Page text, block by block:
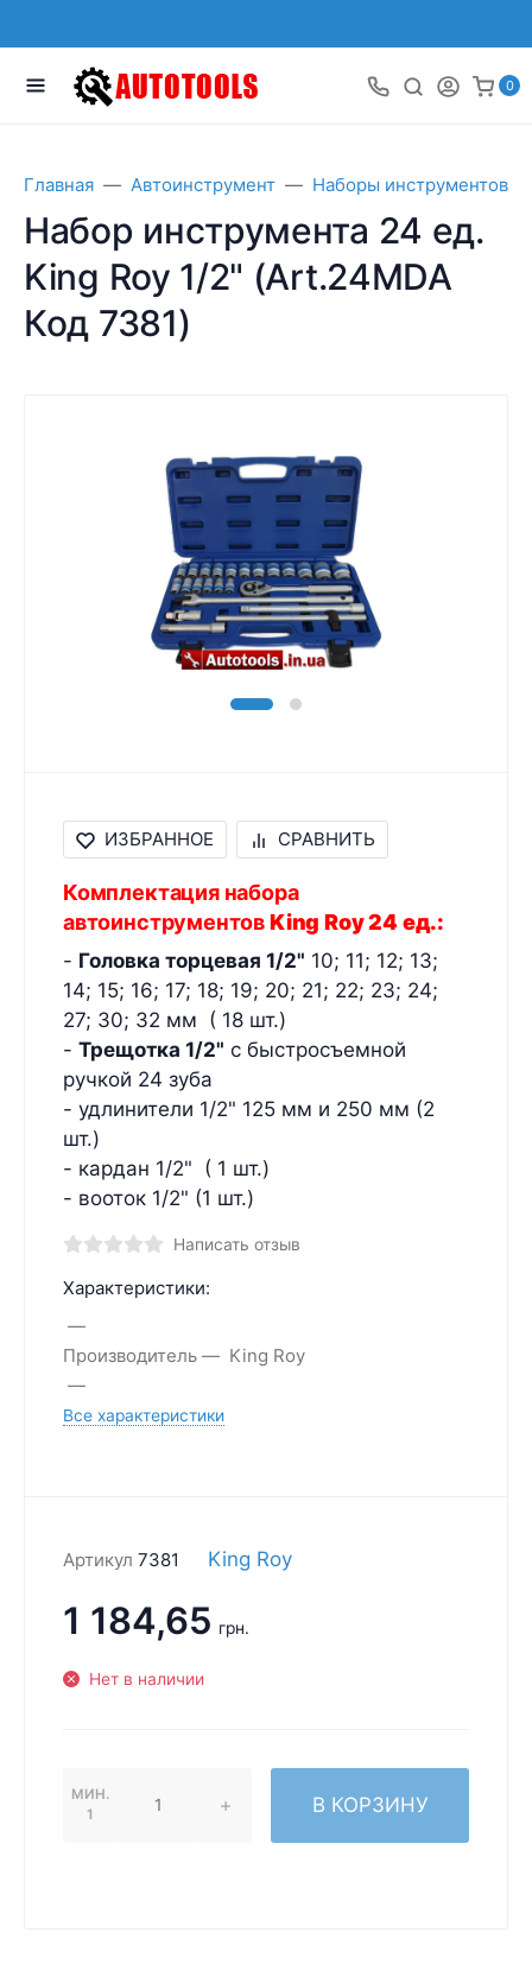
0
Главная Автоинструмент Наборы инструментов
Набор инструмента 24 ед.
King Roy 1/2" (Art.24MDA
Код 7381)
ИЗБРАННОЕ СРАВНИТЬ
Комплектация набора
автоинструментовKing Roy 24 ед.:
- Головка торцевая 1/2" 10; 11; 12; 13;
14; 15; 16; 17; 18; 19; 20; 21; 22; 23; 24;
27; 30; 32 мм ( 18 шт.)
- Трещотка 1/2" с быстросъемной
ручкой 24 зуба
- удлинители 1/2" 125 мм и 250 мм (2
шт.)
- кардан 1/2" ( 1 шт.)
- вооток 1/2" (1 шт.)
Написать отзыв
Характеристики:
Производитель King Roy
Все характеристики
Артикул 7381 King Roy
1 184,65 грн.
Нет в наличии
МИН.
1
В КОРЗИНУ